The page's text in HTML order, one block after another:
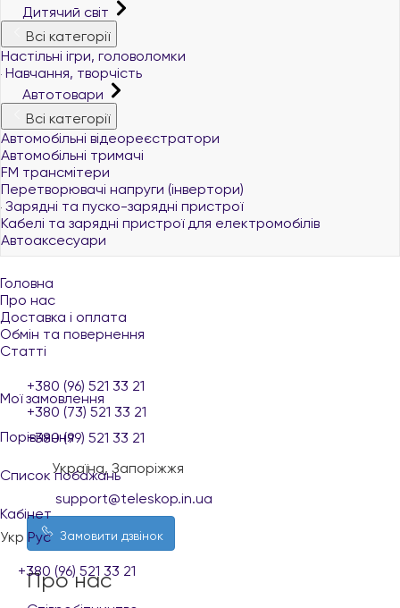
Дитячий світ
Всі категорії
Настільні ігри, головоломки
Навчання, творчість
Автотовари
Всі категорії
Автомобільні відеореєстратори
Автомобільні тримачі
FM трансмітери
Перетворювачі напруги (інвертори)
Зарядні та пуско-зарядні пристрої
Кабелі та зарядні пристрої для електромобілів
Автоаксесуари
Головна
Про нас
Доставка і оплата
Обмін та повернення
Статті
Мої замовлення
Порівняння
Список побажань
Кабінет
Укр Рус
+380 (96) 521 33 21
+380 (96) 521 33 21
+380 (73) 521 33 21
+380 (99) 521 33 21
Україна, Запоріжжя
support@teleskop.in.ua
Замовити дзвінок
Про нас